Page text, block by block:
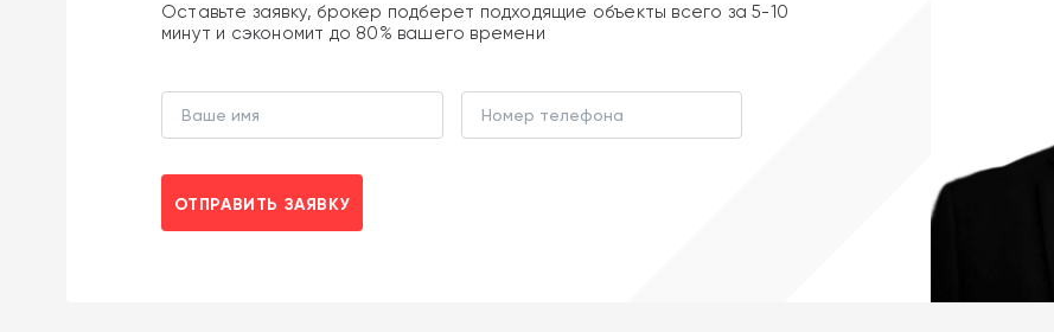
Оставьте заявку, брокер подберет подходящие объекты всего за 5-10
минут и сэкономит до 80% вашего времени
ОТПРАВИТЬ ЗАЯВКУ